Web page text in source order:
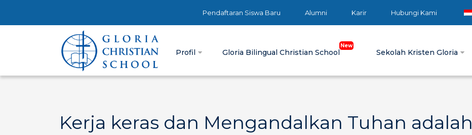
Pendaftaran Siswa Baru Alumni Karir Hubungi Kami
Profil Gloria Bilingual Christian School Sekolah Kristen Gloria
Kerja keras dan Mengandalkan Tuhan adalah